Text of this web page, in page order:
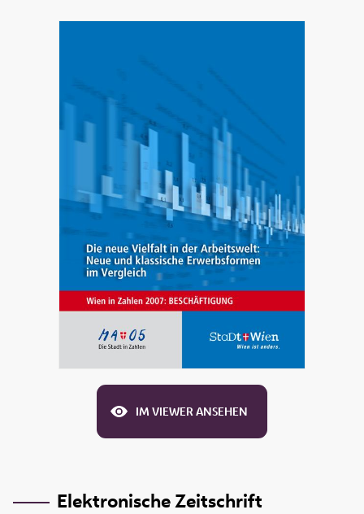
IM VIEWER ANSEHEN
Elektronische Zeitschrift